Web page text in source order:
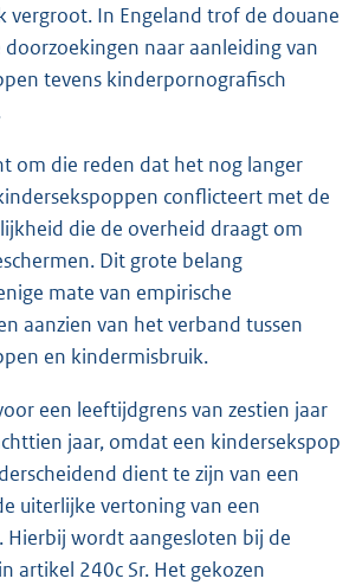
vergroot. In Engeland trof de douane
doorzoekingen naar aanleiding van
tevens kinderpornografisch
om die reden dat het nog langer
conflicteert met de
die de overheid draagt om
Dit grote belang
mate van empirische
aanzien van het verband tussen
en kindermisbruik.
een leeftijdgrens van zestien jaar
jaar, omdat een kindersekspop
dient te zijn van een
uiterlijke vertoning van een
Hierbij wordt aangesloten bij de
artikel 240c Sr. Het gekozen